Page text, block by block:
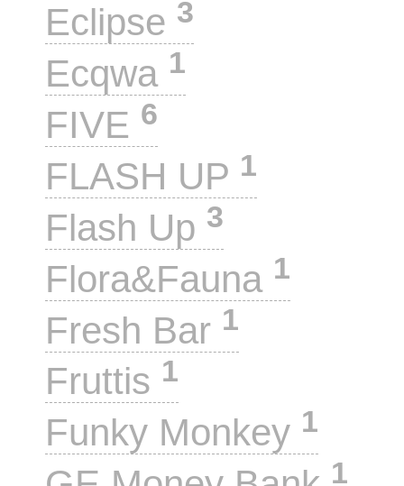
Eclipse 3
Ecqwa 1
FIVE 6
FLASH UP 1
Flash Up 3
Flora&Fauna 1
Fresh Bar 1
Fruttis 1
Funky Monkey 1
1